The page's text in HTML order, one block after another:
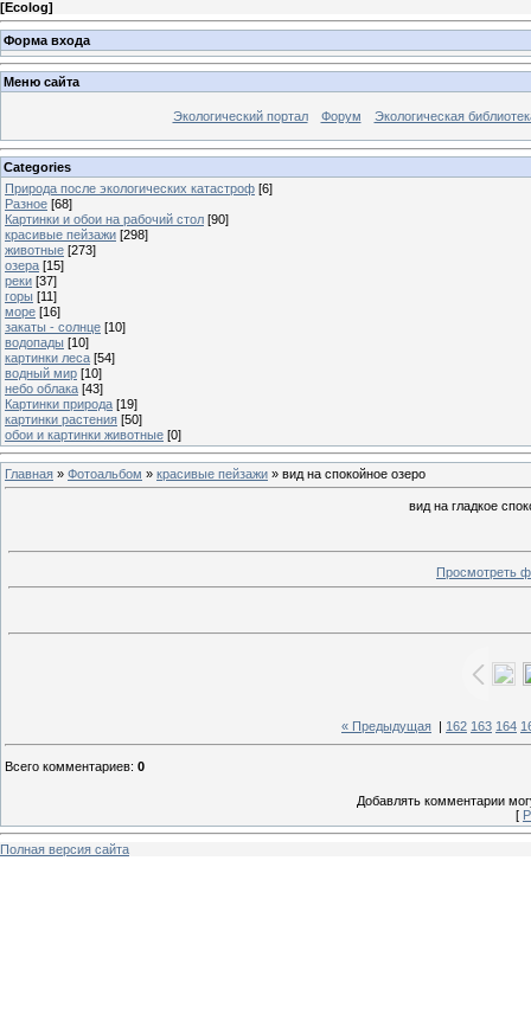
[Ecolog]
Форма входа
Меню сайта
Экологический портал Форум Экологическая
Categories
Природа после экологических катастроф [6]
Разное [68]
Картинки и обои на рабочий стол [90]
красивые пейзажи [298]
животные [273]
озера [15]
реки [37]
горы [11]
море [16]
закаты - солнце [10]
водопады [10]
картинки леса [54]
водный мир [10]
небо облака [43]
Картинки природа [19]
картинки растения [50]
обои и картинки животные [0]
Главная » Фотоальбом » красивые пейзажи » вид на спокойное озеро
вид на гладкое
Просмотреть
« Предыдущая 162 163 164
Всего комментариев: 0
Добавлять комментарии
[
Полная версия сайта